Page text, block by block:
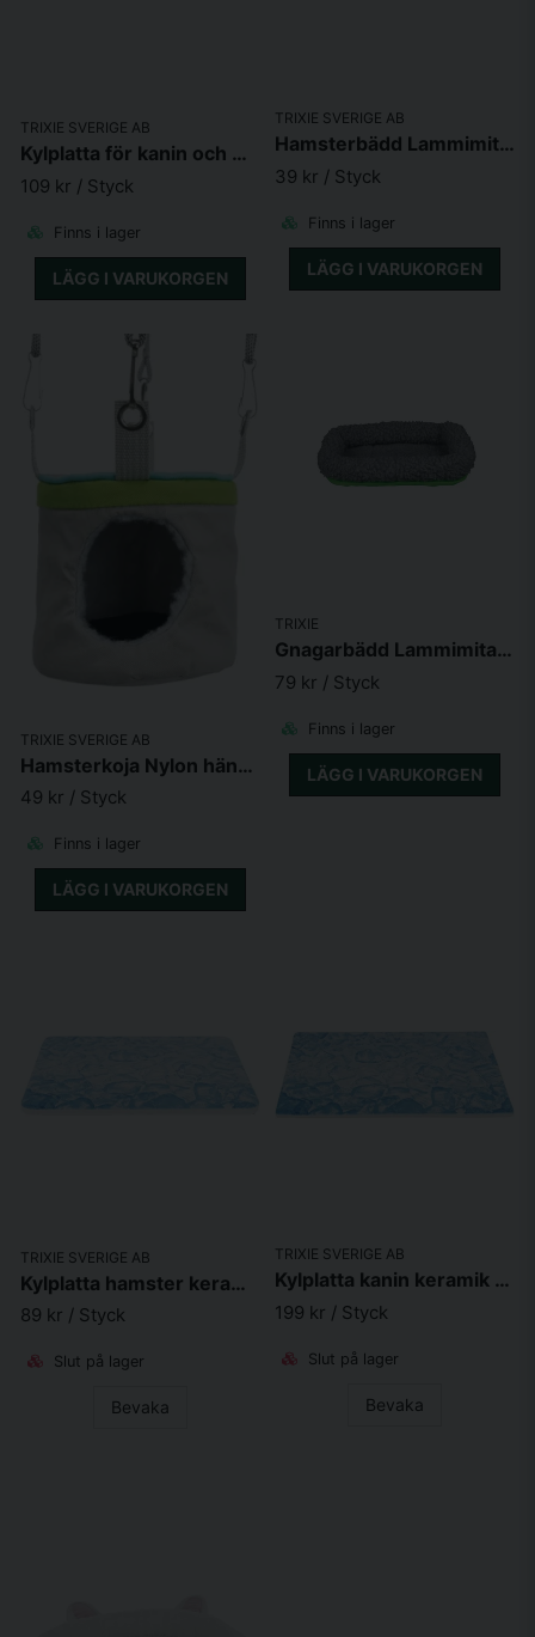
TRIXIE SVERIGE AB
Kylplatta för kanin och marsvin 28 x 20 cm blå
109 kr / Styck
Finns i lager
LÄGG I VARUKORGEN
TRIXIE SVERIGE AB
Hamsterbädd Lammimitation 16,5x15,5cm
39 kr / Styck
Finns i lager
LÄGG I VARUKORGEN
TRIXIE SVERIGE AB
Hamsterkoja Nylon hängande 9,5x10cm
49 kr / Styck
Finns i lager
LÄGG I VARUKORGEN
TRIXIE
Gnagarbädd Lammimitation 29x24cm
79 kr / Styck
Finns i lager
LÄGG I VARUKORGEN
TRIXIE SVERIGE AB
Kylplatta hamster keramik 20x15 cm blå
89 kr / Styck
Slut på lager
Bevaka
TRIXIE SVERIGE AB
Kylplatta kanin keramik 35x25 cm blå
199 kr / Styck
Slut på lager
Bevaka